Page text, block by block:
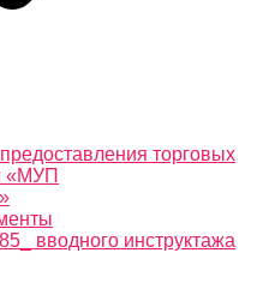
торговых
«МУП
вводного инструктажа